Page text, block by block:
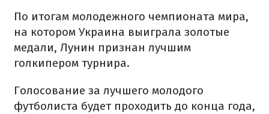
По итогам молодежного чемпионата мира,
на котором Украина выиграла золотые
медали, Лунин признан лучшим
голкипером турнира.
Голосование за лучшего молодого
футболиста будет проходить до конца года,